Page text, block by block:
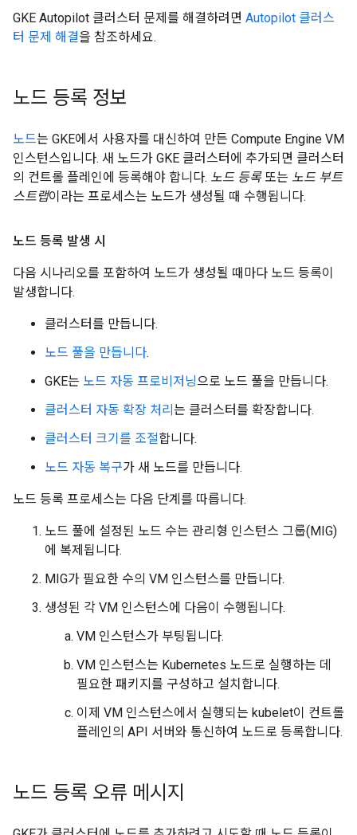
GKE Autopilot 클러스터 문제를 해결하려면 Autopilot 클러스
터 문제 해결을 참조하세요.
노드 등록 정보
노드는 GKE에서 사용자를 대신하여 만든 Compute Engine VM
인스턴스입니다. 새 노드가 GKE 클러스터에 추가되면 클러스터
의 컨트롤 플레인에 등록해야 합니다. 노드 등록또는 노드 부트
스트랩이라는 프로세스는 노드가 생성될 때 수행됩니다.
노드 등록 발생 시
다음 시나리오를 포함하여 노드가 생성될 때마다 노드 등록이
발생합니다.
클러스터를 만듭니다.
노드 풀을 만듭니다.
GKE는 노드 자동 프로비저닝으로 노드 풀을 만듭니다.
클러스터 자동 확장 처리 는 클러스터를 확장합니다.
클러스터 크기를 조절합니다.
노드 자동 복구가 새 노드를 만듭니다.
노드 등록 프로세스는 다음 단계를 따릅니다.
노드 풀에 설정된 노드 수는 관리형 인스턴스 그룹(MIG)
에 복제됩니다.
MIG가 필요한 수의 VM 인스턴스를 만듭니다.
생성된 각 VM 인스턴스에 다음이 수행됩니다.
VM 인스턴스가 부팅됩니다.
VM 인스턴스는 Kubernetes 노드로 실행하는 데
필요한 패키지를 구성하고 설치합니다.
이제 VM 인스턴스에서 실행되는 kubelet이 컨트롤
플레인의 API 서버와 통신하여 노드로 등록합니다.
노드 등록 오류 메시지